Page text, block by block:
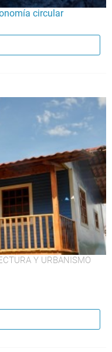
circular
Y URBANISMO